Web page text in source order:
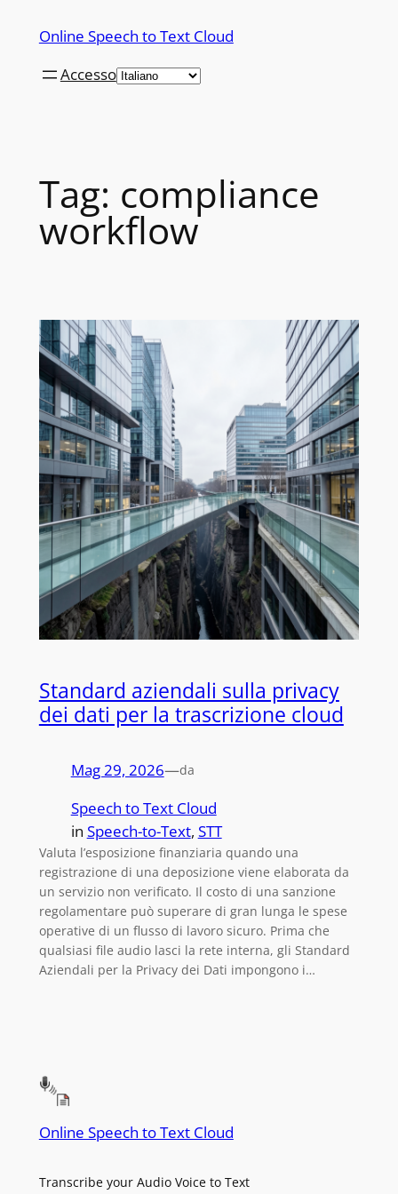
Online Speech to Text Cloud
Accesso
Tag: compliance
workflow
Standard aziendali sulla privacy
dei dati per la trascrizione cloud
Mag 29, 2026—da
Speech to Text Cloud
in Speech-to-Text, STT
Valuta l’esposizione finanziaria quando una
registrazione di una deposizione viene elaborata da
un servizio non verificato. Il costo di una sanzione
regolamentare può superare di gran lunga le spese
operative di un flusso di lavoro sicuro. Prima che
qualsiasi file audio lasci la rete interna, gli Standard
Aziendali per la Privacy dei Dati impongono i…
Online Speech to Text Cloud
Transcribe your Audio Voice to Text